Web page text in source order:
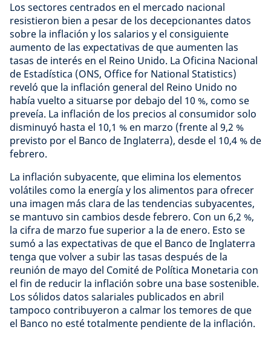
Los sectores centrados en el mercado nacional
resistieron bien a pesar de los decepcionantes datos
sobre la inflación y los salarios y el consiguiente
aumento de las expectativas de que aumenten las
tasas de interés en el Reino Unido. La Oficina Nacional
de Estadística (ONS, Office for National Statistics)
reveló que la inflación general del Reino Unido no
había vuelto a situarse por debajo del 10 %, como se
preveía. La inflación de los precios al consumidor solo
disminuyó hasta el 10,1 % en marzo (frente al 9,2 %
previsto por el Banco de Inglaterra), desde el 10,4 % de
febrero.
La inflación subyacente, que elimina los elementos
volátiles como la energía y los alimentos para ofrecer
una imagen más clara de las tendencias subyacentes,
se mantuvo sin cambios desde febrero. Con un 6,2 %,
la cifra de marzo fue superior a la de enero. Esto se
sumó a las expectativas de que el Banco de Inglaterra
tenga que volver a subir las tasas después de la
reunión de mayo del Comité de Política Monetaria con
el fin de reducir la inflación sobre una base sostenible.
Los sólidos datos salariales publicados en abril
tampoco contribuyeron a calmar los temores de que
el Banco no esté totalmente pendiente de la inflación.